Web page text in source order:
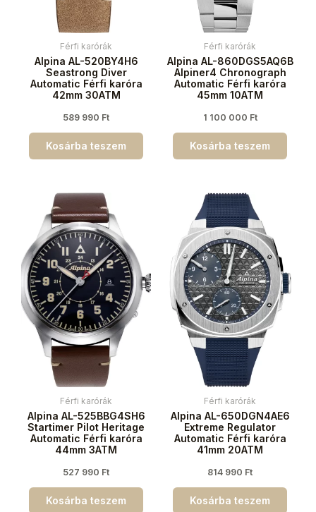
Férfi karórák
Alpina AL-520BY4H6
Seastrong Diver
Automatic Férfi karóra
42mm 30ATM
589 990 Ft
Kosárba teszem
Férfi karórák
Alpina AL-860DGS5AQ6B
Alpiner4 Chronograph
Automatic Férfi karóra
45mm 10ATM
1 100 000 Ft
Kosárba teszem
Férfi karórák
Alpina AL-525BBG4SH6
Startimer Pilot Heritage
Automatic Férfi karóra
44mm 3ATM
527 990 Ft
Kosárba teszem
Férfi karórák
Alpina AL-650DGN4AE6
Extreme Regulator
Automatic Férfi karóra
41mm 20ATM
814 990 Ft
Kosárba teszem